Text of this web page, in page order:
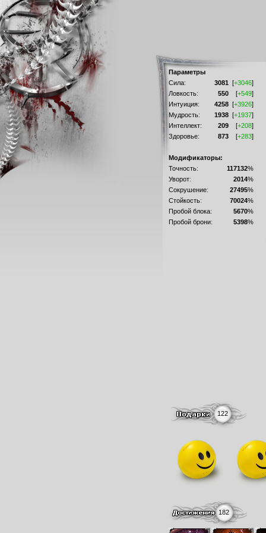
Параметры
Сила:
3081 [+3046]
Ловкость:
550 [+549]
Интуиция:
4258 [+3926]
Мудрость:
1938 [+1937]
Интеллект:
209 [+208]
Здоровье:
873 [+283]
Модификаторы:
Точность:
117132%
Уворот:
2014%
Сокрушение:
27495%
Стойкость:
70024%
Пробой блока:
5670%
Пробой брони:
5398%
122
182